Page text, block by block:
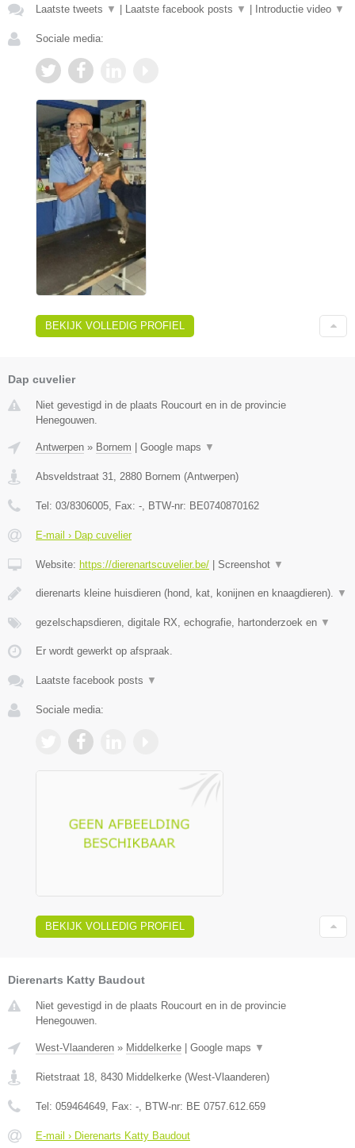
Laatste tweets ▼ | Laatste facebook posts ▼ | Introductie video ▼
Sociale media:
BEKIJK VOLLEDIG PROFIEL
Dap cuvelier
Niet gevestigd in de plaats Roucourt en in de provincie
Henegouwen.
Antwerpen » Bornem Google maps ▼
Absveldstraat 31, 2880 Bornem (Antwerpen)
Tel: 03/8306005, Fax: -, BTW-nr: BE0740870162
E-mail › Dap cuvelier
Website: https://dierenartscuvelier.be/ Screenshot ▼
dierenarts kleine huisdieren (hond, kat, konijnen en knaagdieren). ▼
gezelschapsdieren, digitale RX, echografie, hartonderzoek en ▼
Er wordt gewerkt op afspraak.
Laatste facebook posts ▼
Sociale media:
BEKIJK VOLLEDIG PROFIEL
Dierenarts Katty Baudout
Niet gevestigd in de plaats Roucourt en in de provincie
Henegouwen.
West-Vlaanderen » Middelkerke | Google maps ▼
Rietstraat 18 8430 Middelkerke (West-Vlaanderen)
Tel: 059464649 , Fax: - , BTW-nr: BE 0757.612.659
E-mail › Dierenarts Katty Baudout